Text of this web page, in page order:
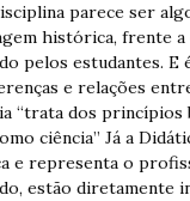
parece ser
histórica, frente
pelos estudantes. E
e relações
“trata dos
ciência” Já a
e representa o
estão diretamente